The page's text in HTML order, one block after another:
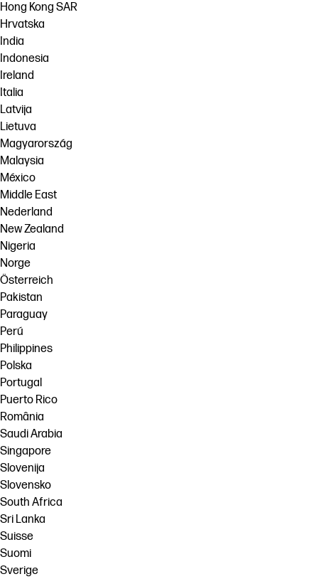
Hong Kong SAR
Hrvatska
India
Indonesia
Ireland
Italia
Latvija
Lietuva
Magyarország
Malaysia
México
Middle East
Nederland
New Zealand
Nigeria
Norge
Österreich
Pakistan
Paraguay
Perú
Philippines
Polska
Portugal
Puerto Rico
România
Saudi Arabia
Singapore
Slovenija
Slovensko
South Africa
Sri Lanka
Suisse
Suomi
Sverige